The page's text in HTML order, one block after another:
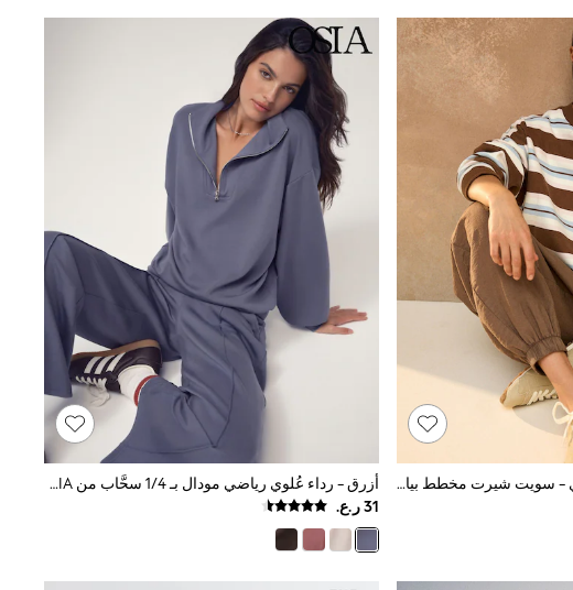
بني شوكولاتة/أزرق/وردي - سويت شيرت مخطط بياقة بحافة مستديرة
أزرق - رداء عُلوي رياضي مودال بـ 1/4 سحَّاب من OSIA